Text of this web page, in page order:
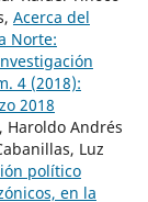
Acerca del
Norte:
4 (2018):
2018
Haroldo Andrés
Luz
político
en la